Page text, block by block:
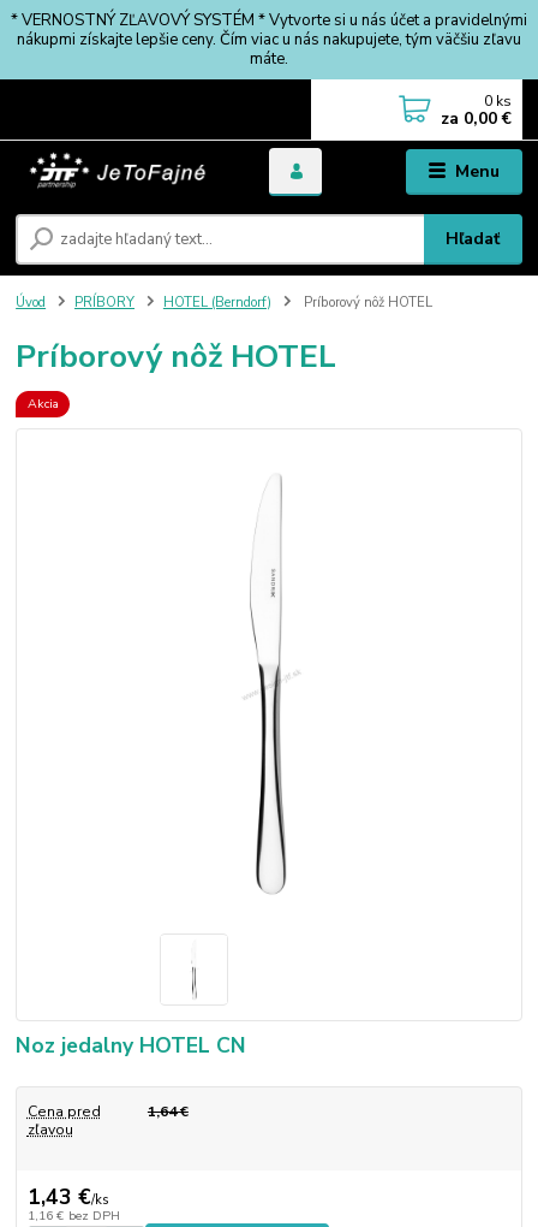
* VERNOSTNÝ ZĽAVOVÝ SYSTÉM * Vytvorte si u nás účet a pravidelnými
nákupmi získajte lepšie ceny. Čím viac u nás nakupujete, tým väčšiu zľavu
máte.
Menu
Hľadať
0 ks
za 0,00 €
Úvod PRÍBORY HOTEL (Berndorf) Príborový nôž HOTEL
Príborový nôž HOTEL
Akcia
Noz jedalny HOTEL CN
Cena pred
zľavou
1,64 €
1,43 €/ks
1,16 € bez DPH